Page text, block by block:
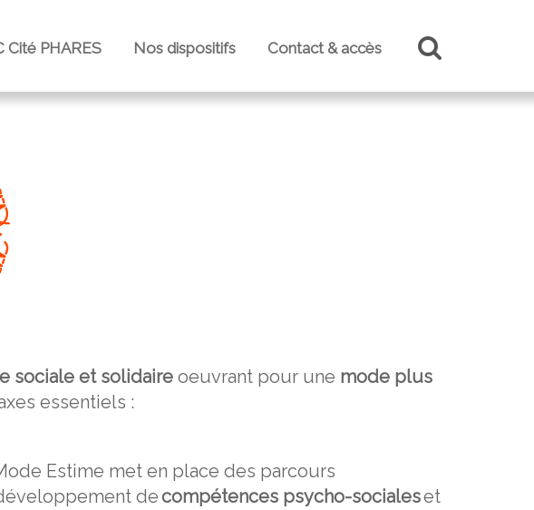
Cité PHARES Nos dispositifs Contact & accès
sociale et solidaire oeuvrant pour une mode plus
essentiels :
Estime met en place des parcours
decompétences psycho-socialeset